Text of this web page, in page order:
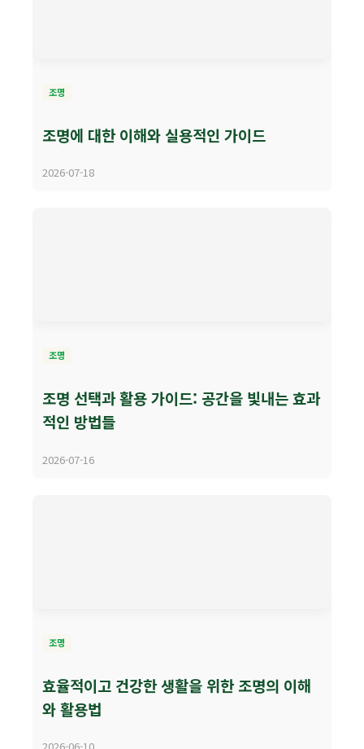
조명
조명에 대한 이해와 실용적인 가이드
2026-07-18
조명
조명 선택과 활용 가이드: 공간을 빛내는 효과
적인 방법들
2026-07-16
조명
효율적이고 건강한 생활을 위한 조명의 이해
와 활용법